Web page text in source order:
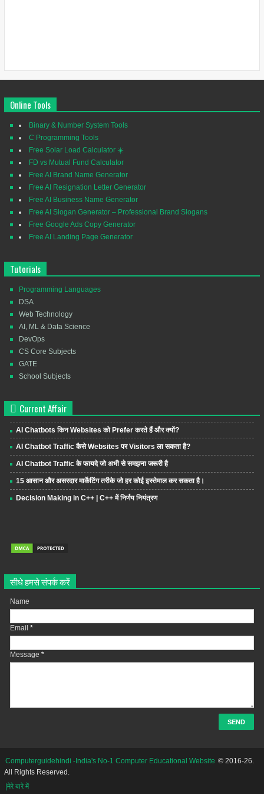
Online Tools
Binary & Number System Tools
C Programming Tools
Free Solar Load Calculator ☀️
FD vs Mutual Fund Calculator
Free AI Brand Name Generator
Free AI Resignation Letter Generator
Free AI Business Name Generator
Free AI Slogan Generator – Professional Brand Slogans
Free Google Ads Copy Generator
Free AI Landing Page Generator
Tutorials
Programming Languages
DSA
Web Technology
AI, ML & Data Science
DevOps
CS Core Subjects
GATE
School Subjects
Current Affair
AI Chatbots किन Websites को Prefer करते हैं और क्यों?
AI Chatbot Traffic कैसे Websites पर Visitors ला सकता है?
AI Chatbot Traffic के फायदे जो अभी से समझना जरूरी है
15 आसान और असरदार मार्केटिंग तरीके जो हर कोई इस्तेमाल कर सकता है।
Decision Making in C++ | C++ में निर्णय नियंत्रण
सीधे हमसे संपर्क करें
Name
Email *
Message *
Computerguidehindi -India's No-1 Computer Educational Website © 2016-26.
All Rights Reserved.
|मेरे बारे में